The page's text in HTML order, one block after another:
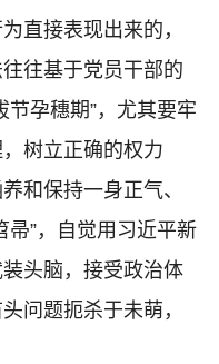
直接表现出来的，
往基于党员干部的
节孕穗期”，尤其要牢
树立正确的权力
和保持一身正气、
帚”，自觉用习近平新
头脑，接受政治体
问题扼杀于未萌，